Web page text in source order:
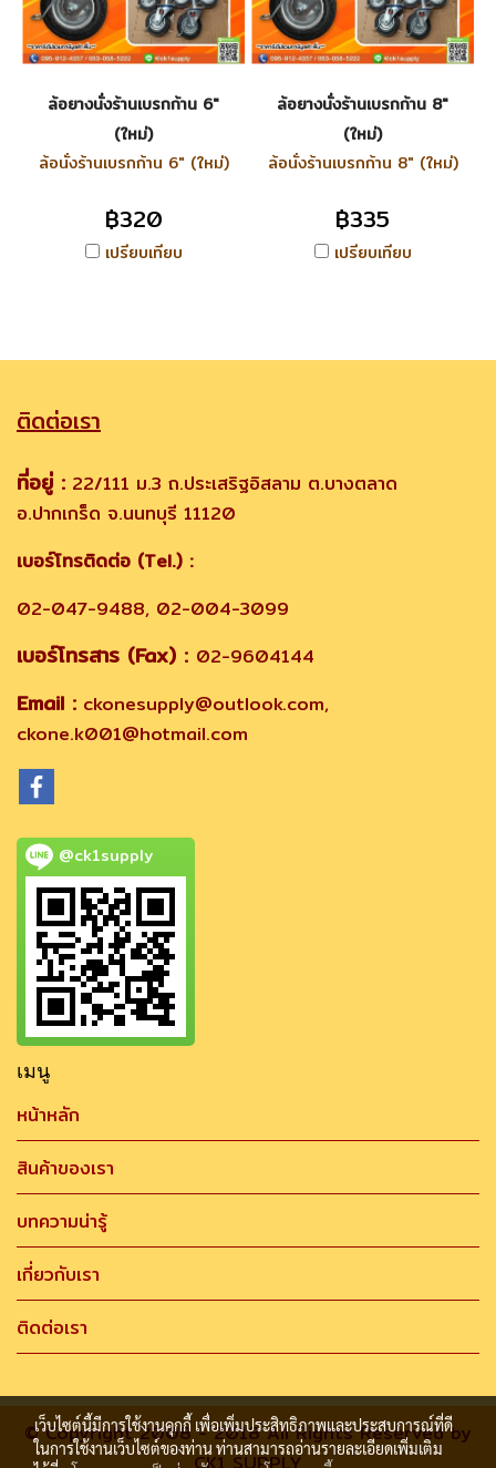
ล้อยางนั่งร้านเบรกก้าน 6"
(ใหม่)
ล้อนั่งร้านเบรกก้าน 6" (ใหม่)
฿320
เปรียบเทียบ
ล้อยางนั่งร้านเบรกก้าน 8"
(ใหม่)
ล้อนั่งร้านเบรกก้าน 8" (ใหม่)
฿335
เปรียบเทียบ
ติดต่อเรา
ที่อยู่ : 22/111 ม.3 ถ.ประเสริฐอิสลาม ต.บางตลาด
อ.ปากเกร็ด จ.นนทบุรี 11120
เบอร์โทรติดต่อ (Tel.) :
02-047-9488, 02-004-3099
เบอร์โทรสาร (Fax) : 02-9604144
Email : ckonesupply@outlook.com,
ckone.k001@hotmail.com
@ck1supply
เมนู
หน้าหลัก
สินค้าของเรา
บทความน่ารู้
เกี่ยวกับเรา
ติดต่อเรา
© Copyright 2008 - 2018 All Rights Reserved by
CK1 SUPPLY
เว็บไซต์นี้มีการใช้งานคุกกี้ เพื่อเพิ่มประสิทธิภาพและประสบการณ์ที่ดี
ในการใช้งานเว็บไซต์ของท่าน ท่านสามารถอ่านรายละเอียดเพิ่มเติม